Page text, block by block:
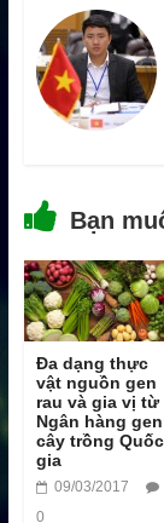
Bạn
Đa dạng thực
vật nguồn gen
rau và gia vị từ
Ngân hàng gen
cây trồng Quốc
gia
09/03/2017
0